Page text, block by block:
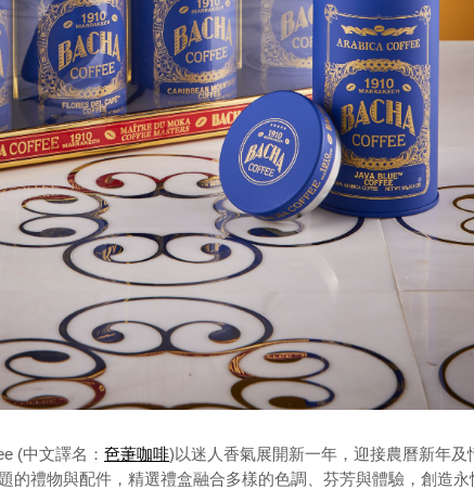
(中文譯名： 夿萐咖啡)以迷人香氣展開新一年，迎接農曆新年及
的禮物與配件，精選禮盒融合多樣的色調、芬芳與體驗，創造永